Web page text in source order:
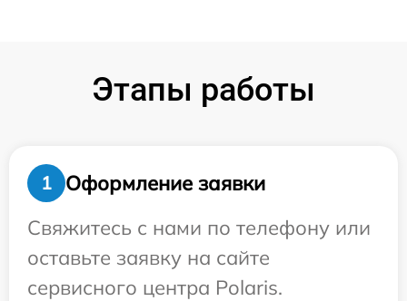
Этапы работы
1
Оформление заявки
Свяжитесь с нами по телефону или
оставьте заявку на сайте
сервисного центра Polaris.